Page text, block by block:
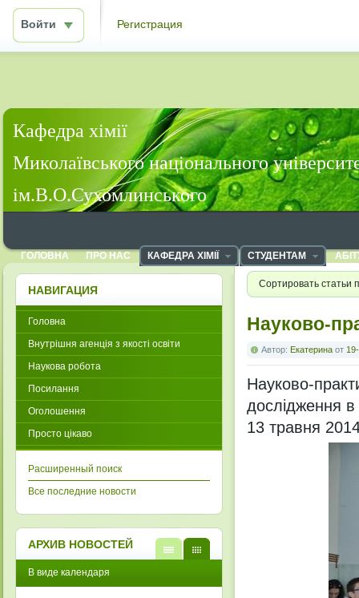
Войти Регистрация
Кафедра хімії
Миколаївського національного
ім.В.О.Сухомлинського
ГОЛОВНА ПРО НАС КАФЕДРА ХІМІЇ СТУДЕНТАМ
Сортировать статьи
Науково-
Автор: Екатерина от
Науково-
дослідження в
13 травня
НАВИГАЦИЯ
Головна
Внутрішня агенція з якості освіти
Наукова робота
Посилання
Оголошення
Просто цікаво
Расширенный поиск
Все последние новости
АРХИВ НОВОСТЕЙ
кален
списк
В виде календаря